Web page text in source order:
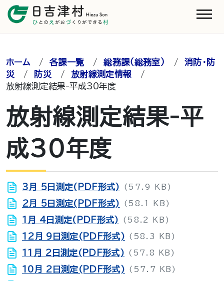
ホーム /各課一覧 /総務課（総務室） /消防・防
災 / 防災 / 放射線測定情報 /
放射線測定結果-平成30年度
放射線測定結果-平
成30年度
3月 5日測定(PDF形式) (57.9 KB)
2月 5日測定(PDF形式) (58.1 KB)
1月 4日測定(PDF形式) (58.2 KB)
12月 9日測定(PDF形式) (58.3 KB)
11月 2日測定(PDF形式) (57.8 KB)
10月 2日測定(PDF形式) (57.7 KB)